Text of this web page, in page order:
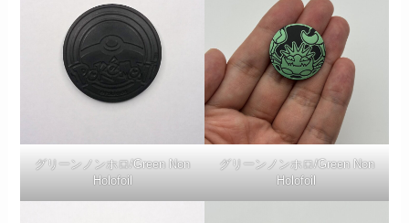
グリーンノンホロ/Green Non
Holofoil
グリーンノンホロ/Green Non
Holofoil